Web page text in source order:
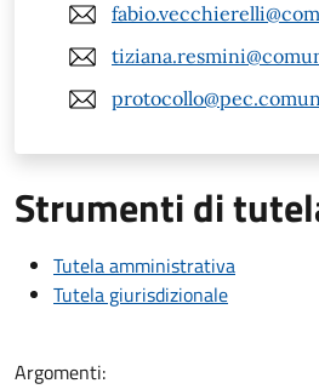
Strumenti di
Tutela amministrativa
Tutela giurisdizionale
Argomenti: